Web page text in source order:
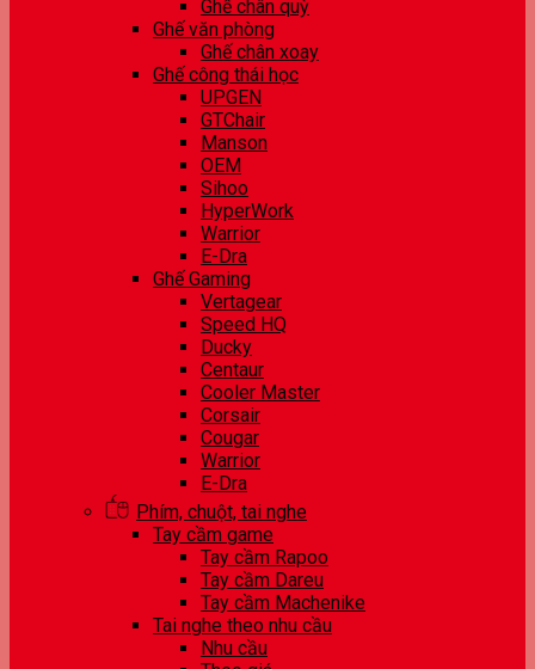
Ghế chân quỳ
Ghế văn phòng
Ghế chân xoay
Ghế công thái học
UPGEN
GTChair
Manson
OEM
Sihoo
HyperWork
Warrior
E-Dra
Ghế Gaming
Vertagear
Speed HQ
Ducky
Centaur
Cooler Master
Corsair
Cougar
Warrior
E-Dra
Phím, chuột, tai nghe
Tay cầm game
Tay cầm Rapoo
Tay cầm Dareu
Tay cầm Machenike
Tai nghe theo nhu cầu
Nhu cầu